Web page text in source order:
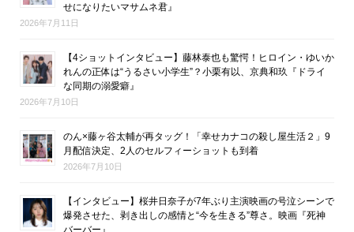
せになりたいマサムネ君』
2026年7月11日
【4ショットインタビュー】藤林泰也も驚愕！ヒロイン・ゆいか
れんの正体は“うるさい小学生”？小栗有以、京典和玖『ドライ
な同期の溺愛癖』
2026年7月10日
のん×藤ヶ谷太輔が再タッグ！「幸せカナコの殺し屋生活２」9
月配信決定、2人のセルフィーショットも到着
2026年7月10日
【インタビュー】桜井日奈子が7年ぶり主演映画の号泣シーンで
爆発させた、剥き出しの感情と“今を生きる”尊さ。映画『死神
バーバー』